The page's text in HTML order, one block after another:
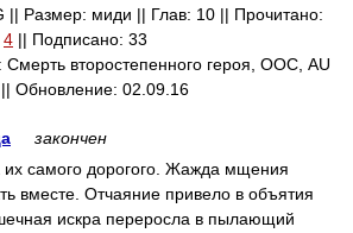
|| Размер: миди || Глав: 10 || Прочитано:
4 || Подписано: 33
второстепенного героя, ООС, AU
Обновление: 02.09.16
закончен
самого дорогого. Жажда мщения
вместе. Отчаяние привело в объятия
искра переросла в пылающий